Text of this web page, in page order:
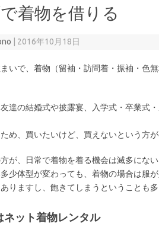
着物を借りる
2016年10月18日
いで、着物（留袖・訪問着・振袖・色
達の結婚式や披露宴、入学式・卒業式
め、買いたいけど、買えないという方
が、日常で着物を着る機会は滅多にない
多少体型が変わっても、着物の場合は服
りますし、飽きてしまうということも多
ネット着物レンタル